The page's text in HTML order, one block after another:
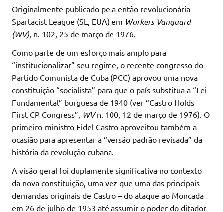
Originalmente publicado pela então revolucionária
Spartacist League (SL, EUA) em Workers Vanguard
(WV), n. 102, 25 de março de 1976.
Como parte de um esforço mais amplo para
“institucionalizar” seu regime, o recente congresso do
Partido Comunista de Cuba (PCC) aprovou uma nova
constituição “socialista” para que o país substitua a “Lei
Fundamental” burguesa de 1940 (ver “Castro Holds
First CP Congress”, WVn. 100, 12 de março de 1976). O
primeiro-ministro Fidel Castro aproveitou também a
ocasião para apresentar a “versão padrão revisada” da
história da revolução cubana.
A visão geral foi duplamente significativa no contexto
da nova constituição, uma vez que uma das principais
demandas originais de Castro – do ataque ao Moncada
em 26 de julho de 1953 até assumir o poder do ditador